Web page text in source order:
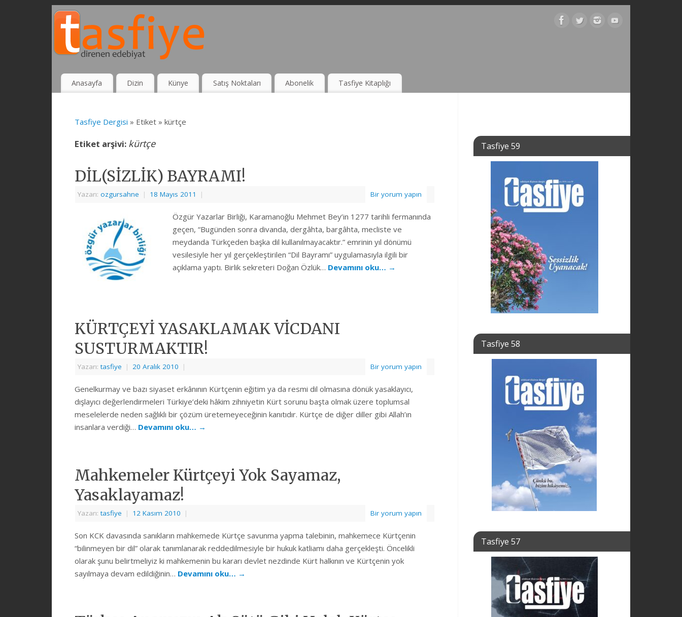
Anasayfa Dizin Künye Satış Noktaları Abonelik Tasfiye Kitaplığı
Tasfiye Dergisi » Etiket » kürtçe
Etiket arşivi: kürtçe
DİL(SİZLİK) BAYRAMI!
Yazarı: ozgursahne | 18 Mayıs 2011 | Bir yorum yapın
Özgür Yazarlar Birliği, Karamanoğlu Mehmet Bey’in 1277 tarihli fermanında
geçen, “Bugünden sonra divanda, dergâhta, bargâhta, mecliste ve
meydanda Türkçeden başka dil kullanılmayacaktır.” emrinin yıl dönümü
vesilesiyle her yıl gerçekleştirilen “Dil Bayramı” uygulamasıyla ilgili bir
açıklama yaptı. Birlik sekreteri Doğan Özlük… Devamını oku… →
KÜRTÇEYİ YASAKLAMAK VİCDANI
SUSTURMAKTIR!
Yazarı:tasfiye | 20 Aralık 2010 | Bir yorum yapın
Genelkurmay ve bazı siyaset erkânının Kürtçenin eğitim ya da resmi dil olmasına dönük yasaklayıcı,
dışlayıcı değerlendirmeleri Türkiye’deki hâkim zihniyetin Kürt sorunu başta olmak üzere toplumsal
meselelerde neden sağlıklı bir çözüm üretemeyeceğinin kanıtıdır. Kürtçe de diğer diller gibi Allah’ın
insanlara verdiği… Devamını oku… →
Mahkemeler Kürtçeyi Yok Sayamaz,
Yasaklayamaz!
Yazarı:tasfiye | 12 Kasım 2010 | Bir yorum yapın
Son KCK davasında sanıkların mahkemede Kürtçe savunma yapma talebinin, mahkemece Kürtçenin
“bilinmeyen bir dil” olarak tanımlanarak reddedilmesiyle bir hukuk katliamı daha gerçekleşti. Öncelikli
olarak şunu belirtmeliyiz ki mahkemenin bu kararı devlet nezdinde Kürt halkının ve Kürtçenin yok
sayılmaya devam edildiğinin… Devamını oku… →
Tasfiye 59
Tasfiye 58
Tasfiye 57